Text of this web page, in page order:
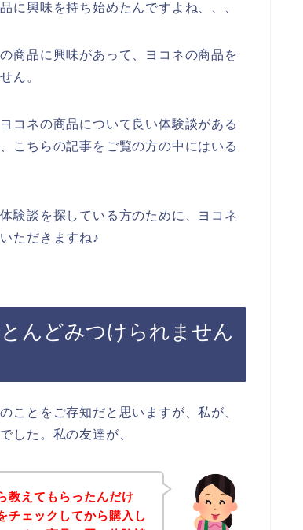
に興味を持ち始めたんですよね、、、
商品に興味があって、ヨコネの商品を
ん。
コネの商品について良い体験談がある
こちらの記事をご覧の方の中にはいる
験談を探している方のために、ヨコネ
ただきますね♪
んどみつけられません
ことをご存知だと思いますが、私が、
した。私の友達が、
教えてもらったんだけ
チェックしてから購入し